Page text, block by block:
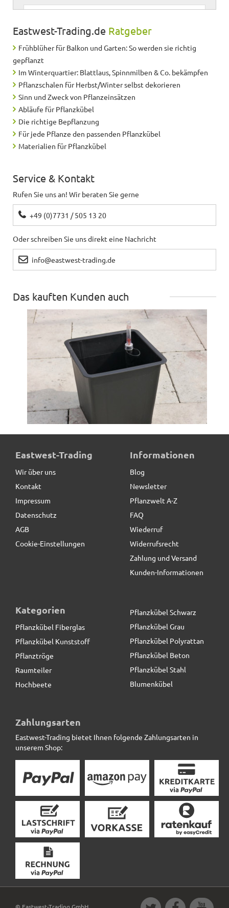
Richardschreibt30.05.2018
Ware gefällt uns sehr gut
schreibt 17.05.2017
Sehr schönes Produkt
Eastwest-Trading.de Ratgeber
Frühblüher für Balkon und Garten: So werden sie richtig
gepflanzt
Im Winterquartier: Blattlaus, Spinnmilben & Co. bekämpfen
Pflanzschalen für Herbst/Winter selbst dekorieren
Sinn und Zweck von Pflanzeinsätzen
Abläufe für Pflanzkübel
Die richtige Bepflanzung
Für jede Pflanze den passenden Pflanzkübel
Materialien für Pflanzkübel
Service & Kontakt
Rufen Sie uns an! Wir beraten Sie gerne
+49 (0)7731 / 505 13 20
Oder schreiben Sie uns direkt eine Nachricht
info@eastwest-trading.de
Das kauften Kunden auch
Pflanzeinsatz L26,5x B26,5x H25cm, mit
Bewässerungssystem
19,90 € *
betongrau
219,00 € *
Eastwest-Trading
Wir über uns
Kontakt
Impressum
Datenschutz
AGB
Cookie-Einstellungen
Informationen
Blog
Newsletter
Pflanzwelt A-Z
FAQ
Wiederruf
Widerrufsrecht
Zahlung und Versand
Kunden-Informationen
Kategorien
Pflanzkübel Fiberglas
Pflanzkübel Kunststoff
Pflanztröge
Raumteiler
Hochbeete
Pflanzkübel Schwarz
Pflanzkübel Grau
Pflanzkübel Polyrattan
Pflanzkübel Beton
Pflanzkübel Stahl
Blumenkübel
Zahlungsarten
Eastwest-Trading bietet Ihnen folgende Zahlungsarten in
unserem Shop: